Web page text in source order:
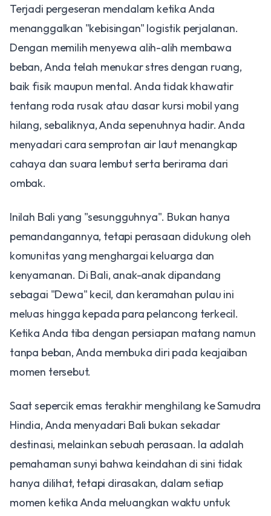
​Terjadi pergeseran mendalam ketika Anda
menanggalkan "kebisingan" logistik perjalanan.
Dengan memilih menyewa alih-alih membawa
beban, Anda telah menukar stres dengan ruang,
baik fisik maupun mental. Anda tidak khawatir
tentang roda rusak atau dasar kursi mobil yang
hilang, sebaliknya, Anda sepenuhnya hadir. Anda
menyadari cara semprotan air laut menangkap
cahaya dan suara lembut serta berirama dari
ombak.
​Inilah Bali yang "sesungguhnya". Bukan hanya
pemandangannya, tetapi perasaan didukung oleh
komunitas yang menghargai keluarga dan
kenyamanan. Di Bali, anak-anak dipandang
sebagai "Dewa" kecil, dan keramahan pulau ini
meluas hingga kepada para pelancong terkecil.
Ketika Anda tiba dengan persiapan matang namun
tanpa beban, Anda membuka diri pada keajaiban
momen tersebut.
​Saat sepercik emas terakhir menghilang ke Samudra
Hindia, Anda menyadari Bali bukan sekadar
destinasi, melainkan sebuah perasaan. Ia adalah
pemahaman sunyi bahwa keindahan di sini tidak
hanya dilihat, tetapi dirasakan, dalam setiap
momen ketika Anda meluangkan waktu untuk